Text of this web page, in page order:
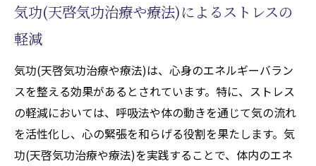
気功(天啓気功治療や療法)によるストレスの
軽減
気功(天啓気功治療や療法)は、心身のエネルギーバラン
スを整える効果があるとされています。特に、ストレス
の軽減においては、呼吸法や体の動きを通じて気の流れ
を活性化し、心の緊張を和らげる役割を果たします。気
功(天啓気功治療や療法)を実践することで、体内のエネ